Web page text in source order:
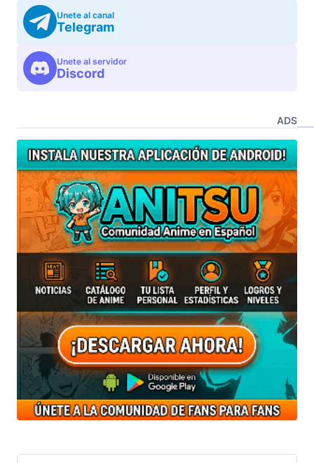
Unete al canal
Telegram
Unete al servidor
Discord
ADS